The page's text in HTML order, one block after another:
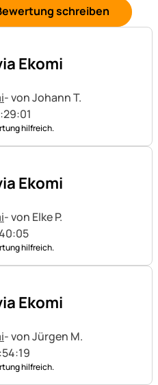
schreiben
Ekomi
- von Johann T.
hilfreich.
Ekomi
- von Elke P.
hilfreich.
Ekomi
- von Jürgen M.
hilfreich.